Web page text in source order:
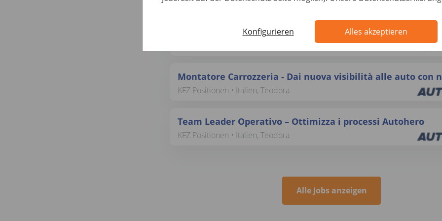
Konfigurieren Alles akzeptieren
Perito Tecnico Auto Piumarola – Valuta, Verifica,
Montatore Carrozzeria - Dai nuova visibilità alle auto con
KFZ Positionen • Italien, Teodora
Team Leader Operativo – Ottimizza i processi Autohero
KFZ Positionen • Italien, Teodora
Alle Jobs anzeigen